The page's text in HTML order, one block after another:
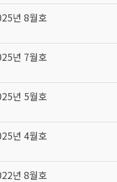
년 8월호
년 7월호
년 5월호
년 4월호
년 8월호